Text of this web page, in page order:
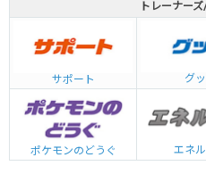
トレーナー
サポート グ
ポケモンのどうぐ エネ